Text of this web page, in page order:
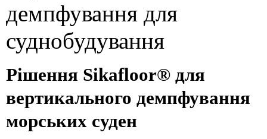
демпфування для
суднобудування
Рішення Sikafloor® для
вертикального демпфування
морських суден